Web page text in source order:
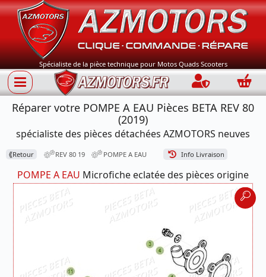
Spécialiste de la pièce technique pour Motos Quads Scooters
Connection
Réparer votre POMPE A EAU Pièces BETA REV 80
(2019)
spécialiste des pièces détachées AZMOTORS neuves
⟪Retour REV 80 19 POMPE A EAU Info Livraison
POMPE A EAU Microfiche eclatée des pièces origine